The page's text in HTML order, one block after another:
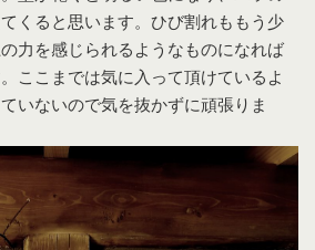
くると思います。ひび割れももう少
力を感じられるようなものになれば
ここまでは気に入って頂けているよ
いないので気を抜かずに頑張りま